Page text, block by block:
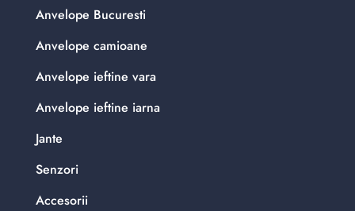
Anvelope Bucuresti
Anvelope camioane
Anvelope ieftine vara
Anvelope ieftine iarna
Jante
Senzori
Accesorii